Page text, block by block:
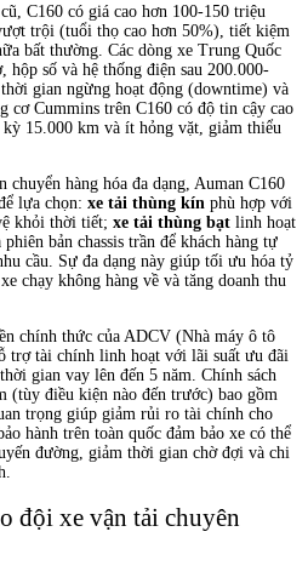
C160 có giá cao hơn 100-150 triệu
trội (tuổi thọ cao hơn 50%), tiết kiệm
bất thường. Các dòng xe Trung Quốc
hộp số và hệ thống điện sau 200.000-
gian ngừng hoạt động (downtime) và
cơ Cummins trên C160 có độ tin cậy cao
15.000 km và ít hỏng vặt, giảm thiểu
hàng hóa đa dạng, Auman C160
lựa chọn: xe tải thùng kín phù hợp với
khỏi thời tiết; xe tải thùng bạt linh hoạt
bản chassis trần để khách hàng tự
cầu. Sự đa dạng này giúp tối ưu hóa tỷ
chạy không hàng về và tăng doanh thu
chính thức của ADCV (Nhà máy ô tô
trợ tài chính linh hoạt với lãi suất ưu đãi
gian vay lên đến 5 năm. Chính sách
(tùy điều kiện nào đến trước) bao gồm
trọng giúp giảm rủi ro tài chính cho
hành trên toàn quốc đảm bảo xe có thể
đường, giảm thời gian chờ đợi và chi
đội xe vận tải chuyên